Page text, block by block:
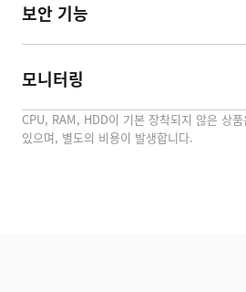
보안 기능
모니터링
CPU, RAM, HDD이 기본 장착되지 않은 상
있으며, 별도의 비용이 발생합니다.